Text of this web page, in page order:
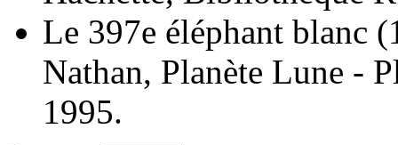
Le 397e éléphant blanc
Nathan, Planète Lune -
1995.